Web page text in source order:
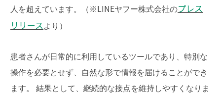
人を超えています。（※LINEヤフー株式会社のプレス
リリース より）
患者さんが日常的に利用しているツールであり、特別な
操作を必要とせず、自然な形で情報を届けることができ
ます。 結果として、継続的な接点を維持しやすくなりま